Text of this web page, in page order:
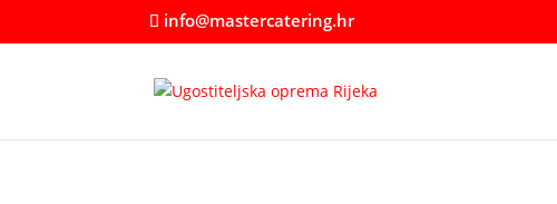
info@mastercatering.hr